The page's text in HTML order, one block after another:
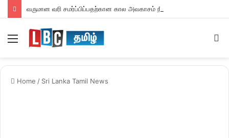
வருமான வரி சமர்ப்பிப்பதற்கான கால அவகாசம் நீடிப்பு
Home / Sri Lanka Tamil News